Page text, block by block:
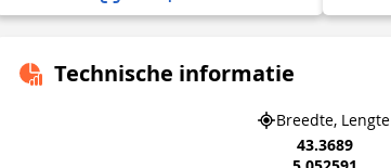
Technische informatie
Breedte, Lengte
43.3689